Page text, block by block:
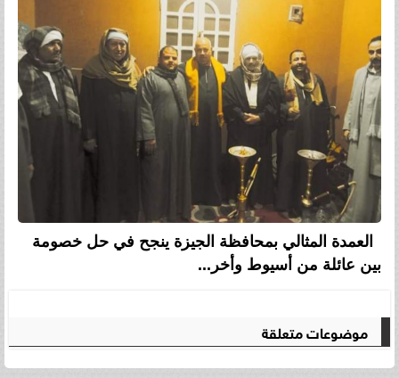
العمدة المثالي بمحافظة الجيزة ينجح في حل خصومة
بين عائلة من أسيوط وأخر...
موضوعات متعلقة